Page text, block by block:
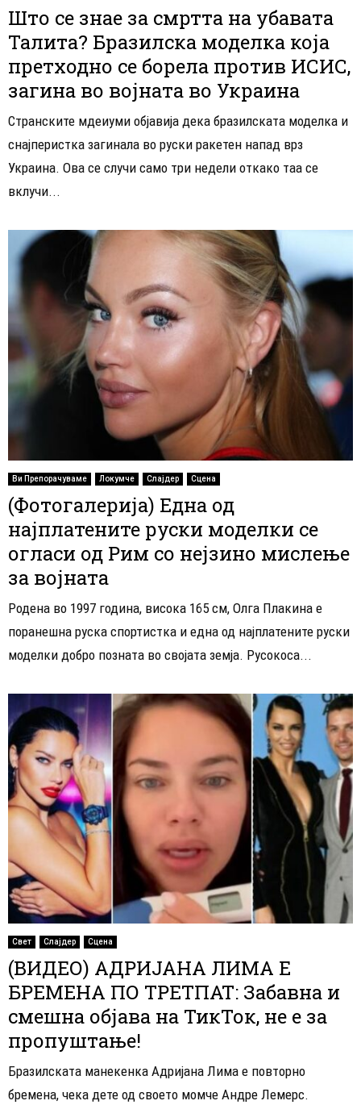
Што се знае за смртта на убавата
Талита? Бразилска моделка која
претходно се борела против ИСИС,
загина во војната во Украина
Странските мдеиуми објавија дека бразилската моделка и
снајперистка загинала во руски ракетен напад врз
Украина. Ова се случи само три недели откако таа се
вклучи...
Ви Препорачуваме Локумче Слајдер Сцена
(Фотогалерија) Една од
најплатените руски моделки се
огласи од Рим со нејзино мислење
за војната
Родена во 1997 година, висока 165 см, Олга Плакина е
поранешна руска спортистка и една од најплатените руски
моделки добро позната во својата земја. Русокоса...
Свет Слајдер Сцена
(ВИДЕО) АДРИЈАНА ЛИМА Е
БРЕМЕНА ПО ТРЕТПАТ: Забавна и
смешна објава на ТикТок, не е за
пропуштање!
Бразилската манекенка Адријана Лима е повторно
бремена, чека дете од своето момче Андре Лемерс.